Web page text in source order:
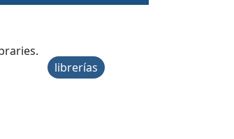
librerías